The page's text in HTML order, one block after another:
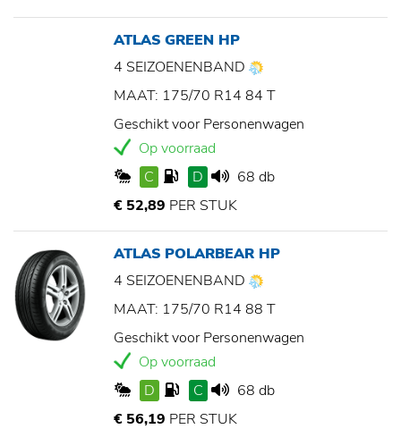
ATLAS GREEN HP
4 SEIZOENENBAND
MAAT: 175/70 R14 84 T
Geschikt voor Personenwagen
Op voorraad
C
D
68 db
€ 52,89 PER STUK
ATLAS POLARBEAR HP
4 SEIZOENENBAND
MAAT: 175/70 R14 88 T
Geschikt voor Personenwagen
Op voorraad
D
C
68 db
€ 56,19 PER STUK